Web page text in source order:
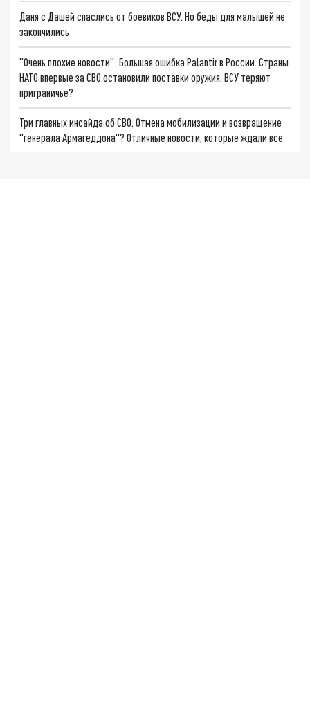
Даня с Дашей спаслись от боевиков ВСУ. Но беды для малышей не
закончились
"Очень плохие новости": Большая ошибка Palantir в России. Страны
НАТО впервые за СВО остановили поставки оружия. ВСУ теряют
приграничье?
Три главных инсайда об СВО. Отмена мобилизации и возвращение
"генерала Армагеддона"? Отличные новости, которые ждали все